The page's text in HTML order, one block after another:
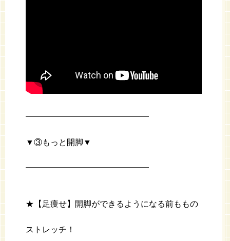
━━━━━━━━━━━━━━━
▼③もっと開脚▼
━━━━━━━━━━━━━━━
★【足痩せ】開脚ができるようになる前ももの
ストレッチ！